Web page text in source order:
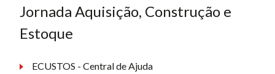
Jornada Aquisição, Construção e
Estoque
ECUSTOS - Central de Ajuda